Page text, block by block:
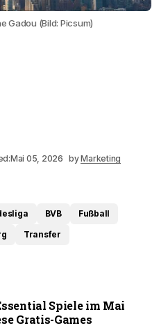
Gadou (Bild: Picsum)
Mai 05, 2026 byMarketing
BVB
Fußball
Transfer
Spiele im Mai
Gratis-Games